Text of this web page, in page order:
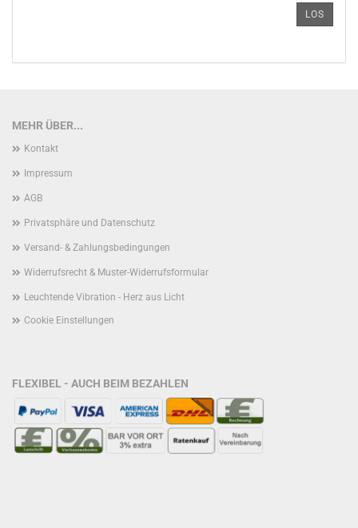
LOS
MEHR ÜBER...
Kontakt
Impressum
AGB
Privatsphäre und Datenschutz
Versand- & Zahlungsbedingungen
Widerrufsrecht & Muster-Widerrufsformular
Leuchtende Vibration - Herz aus Licht
Cookie Einstellungen
FLEXIBEL - AUCH BEIM BEZAHLEN